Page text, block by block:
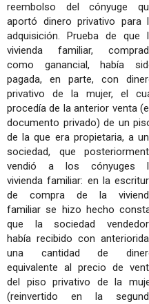
reembolso del cónyuge
aportó dinero privativo para
adquisición. Prueba de que
vivienda familiar,
como ganancial, había
pagada, en parte, con
privativo de la mujer, el
procedía de la anterior venta
documento privado) de un
de la que era propietaria, a
sociedad, que
vendió a los cónyuges
vivienda familiar: en la
de compra de la
familiar se hizo hecho
que la sociedad
había recibido con
una cantidad de
equivalente al precio de
del piso privativo de la
(reinvertido en la